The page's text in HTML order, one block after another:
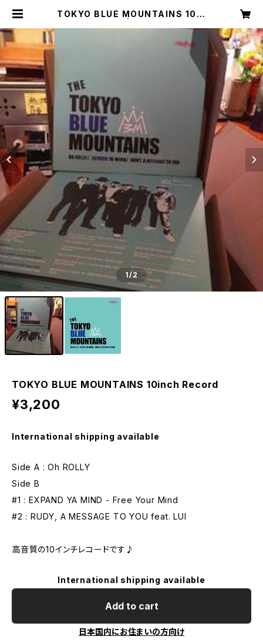
TOKYO BLUE MOUNTAINS 10in
1/2
TOKYO BLUE MOUNTAINS 10inch Record
¥3,200
International shipping available
Side A : Oh ROLLY
Side B
#1 : EXPAND YA MIND - Free Your Mind
#2 : RUDY, A MESSAGE TO YOU feat. LUI
高音質の10インチレコードです♪
International shipping available
Add to cart
日本国内にお住まいの方向け